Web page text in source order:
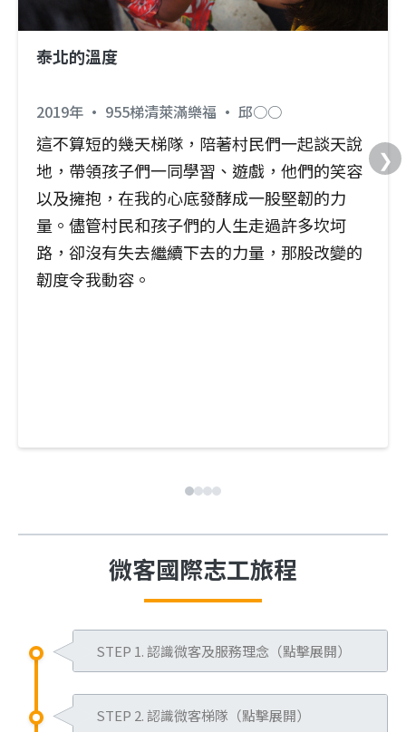
泰北的溫度
2019年 · 955梯清萊滿樂福 · 邱○○
這不算短的幾天梯隊，陪著村民們一起談天說
地，帶領孩子們一同學習、遊戲，他們的笑容
以及擁抱，在我的心底發酵成一股堅韌的力
量。儘管村民和孩子們的人生走過許多坎坷
路，卻沒有失去繼續下去的力量，那股改變的
韌度令我動容。
❯
微客國際志工旅程
STEP 1. 認識微客及服務理念（點擊展開）
每個組織關注的議題以及服務對象皆
有不同，因此服務規範和模式勢必也
STEP 2. 認識微客梯隊（點擊展開）